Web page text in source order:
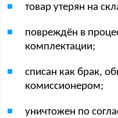
товар утерян на
повреждён в
комплектации;
списан как брак,
комиссионером;
уничтожен по